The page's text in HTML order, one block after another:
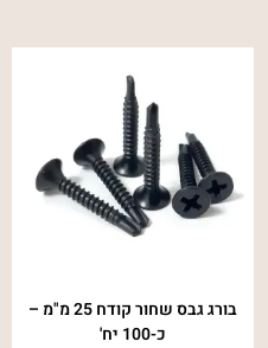
בורג גבס שחור קודח 25 מ"מ –
כ-100 יח'